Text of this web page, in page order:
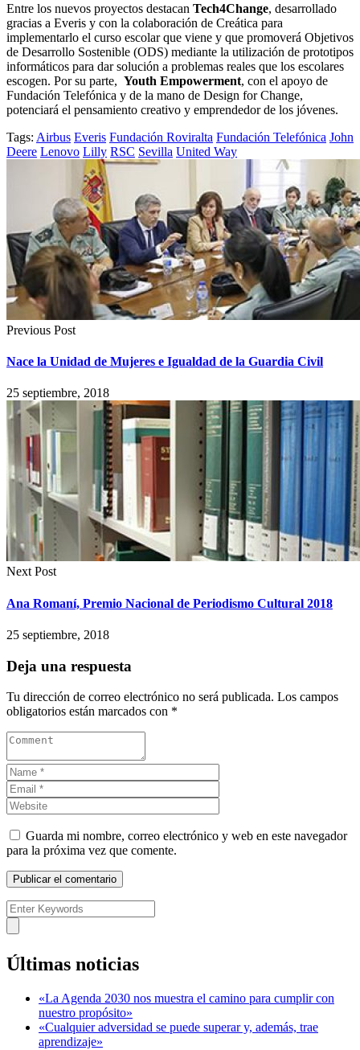
Entre los nuevos proyectos destacan Tech4Change, desarrollado
gracias a Everis y con la colaboración de Creática para
implementarlo el curso escolar que viene y que promoverá Objetivos
de Desarrollo Sostenible (ODS) mediante la utilización de prototipos
informáticos para dar solución a problemas reales que los escolares
escogen. Por su parte, Youth Empowerment, con el apoyo de
Fundación Telefónica y de la mano de Design for Change,
potenciará el pensamiento creativo y emprendedor de los jóvenes.
Tags: Airbus Everis Fundación Roviralta Fundación Telefónica John
Deere Lenovo Lilly RSC Sevilla United Way
Previous Post
Nace la Unidad de Mujeres e Igualdad de la Guardia Civil
25 septiembre, 2018
Next Post
Ana Romaní, Premio Nacional de Periodismo Cultural 2018
25 septiembre, 2018
Deja una respuesta
Tu dirección de correo electrónico no será publicada. Los campos
obligatorios están marcados con *
Guarda mi nombre, correo electrónico y web en este navegador
para la próxima vez que comente.
Últimas noticias
«La Agenda 2030 nos muestra el camino para cumplir con
nuestro propósito»
«Cualquier adversidad se puede superar y, además, trae
aprendizaje»